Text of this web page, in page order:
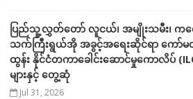
ပြည်သူ့လွှတ်တော် လူငယ်၊ အမျိုးသမီး၊ က
သက်ကြီးရွယ်အို အခွင့်အရေးဆိုင်ရာ ကော်မတီဥ
ထွန်း နိုင်ငံတကာခေါင်းဆောင်မှုကောလိပ်
များနှင့် တွေ့ဆုံ
Jul 31, 2026